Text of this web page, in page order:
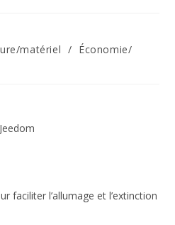
matériel / Économie/
faciliter l’allumage et l’extinction